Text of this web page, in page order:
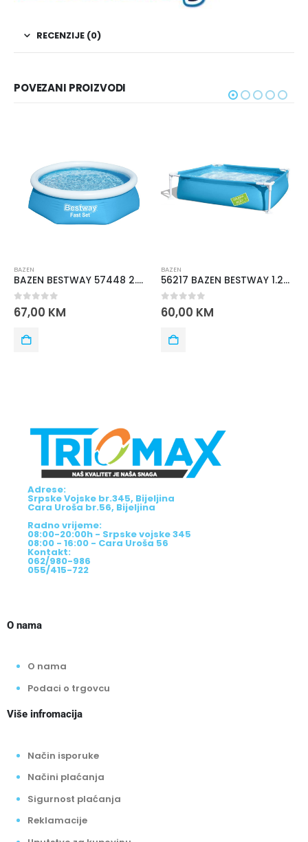
RECENZIJE (0)
POVEZANI PROIZVODI
BAZEN
BAZEN BESTWAY 57448 2.44X61
0out of 5
67,00 KM
BAZEN
56217 BAZEN BESTWAY 1.22mx1.22mx30.5cm
0 out of 5
60,00 KM
Adrese:
Srpske Vojske br.345, Bijeljina
Cara Uroša br.56, Bijeljina
Radno vrijeme:
08:00-20:00h - Srpske vojske 345
08:00 - 16:00 - Cara Uroša 56
Kontakt:
062/980-986
055/415-722
O nama
O nama
Podaci o trgovcu
Više infromacija
Način isporuke
Načini plaćanja
Sigurnost plaćanja
Reklamacije